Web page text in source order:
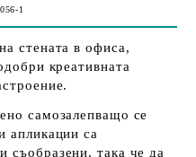
1
стената в офиса,
креативната
самозалепващо се
апликации са
съобразени, така че да